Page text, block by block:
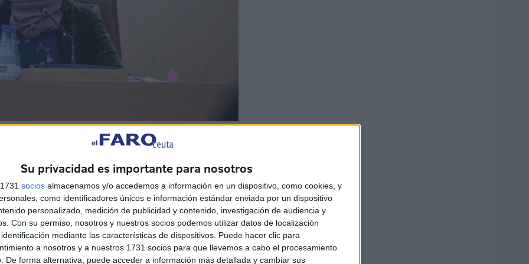
Su privacidad es importante para nosotros
socios almacenamos y/o accedemos a información en un dispositivo, como cookies, y
como identificadores únicos e información estándar enviada por un dispositivo
personalizado, medición de publicidad y contenido, investigación de audiencia y
Con su permiso, nosotros y nuestros socios podemos utilizar datos de localización
mediante las características de dispositivos. Puede hacer clic para
a nosotros y a nuestros 1731 socios para que llevemos a cabo el procesamiento
De forma alternativa, puede acceder a información más detallada y cambiar sus
propuesta se han puesto en contacto con nosotros
de los carburantes en otros lugares de España
unos meses “se veía que todo aquel que pasaba
y se iba a con el taque lleno”, ha dicho Hamed.